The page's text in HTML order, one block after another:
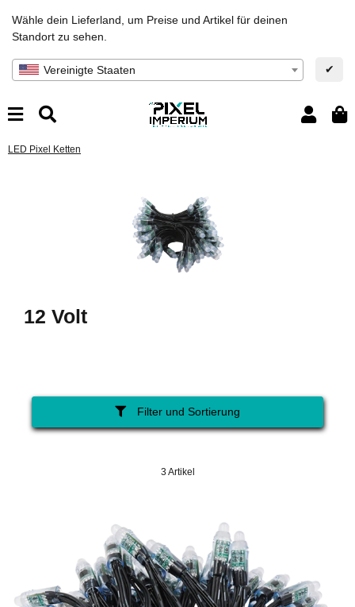
Wähle dein Lieferland, um Preise und Artikel für deinen
Standort zu sehen.
Vereinigte Staaten ✔
LED Pixel Ketten
12 Volt
Filter und Sortierung
3 Artikel